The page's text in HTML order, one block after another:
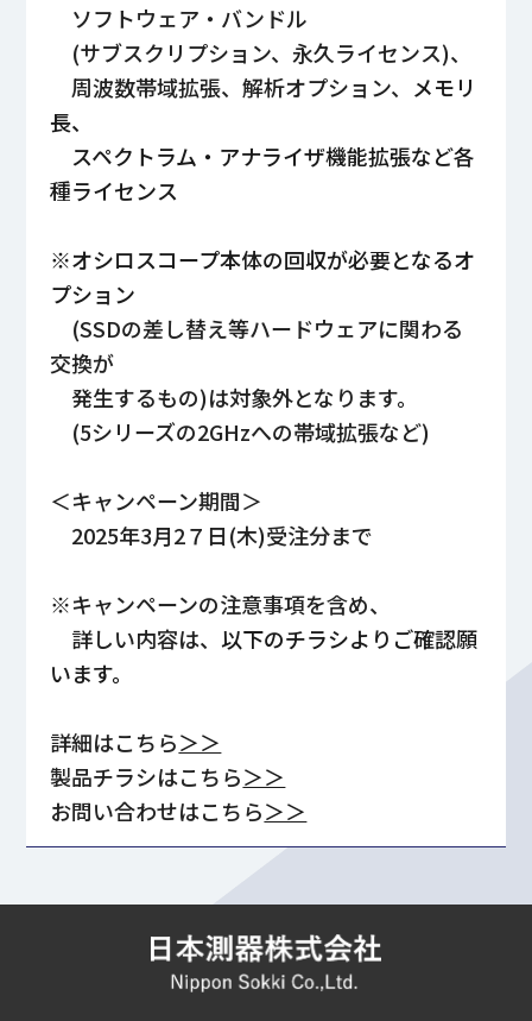
ソフトウェア・バンドル
(サブスクリプション、永久ライセンス)、
周波数帯域拡張、解析オプション、 メモリ
長、
スペクトラム・アナライザ機能拡張など各
種ライセンス
※オシロスコープ本体の回収が必要となるオ
プション
(SSDの差し替え等ハードウェアに関わる
交換が
発生するもの)は対象外となります。
(5シリーズの2GHzへの帯域拡張など)
＜キャンペーン期間＞
2025年3月2７日(木)受注分まで
※キャンペーンの注意事項を含め、
詳しい内容は、以下のチラシよりご確認願
います。
詳細はこちら＞＞
製品チラシはこちら＞＞
お問い合わせはこちら＞＞